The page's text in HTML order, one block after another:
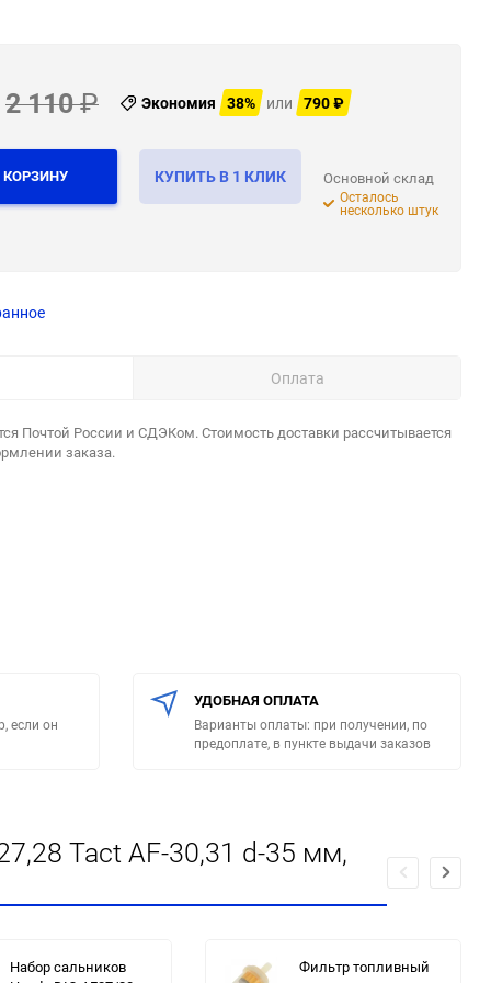
2 110₽ Экономия 38% или 790₽
КОРЗИНУ КУПИТЬ В 1 КЛИК Основной склад
Осталось
несколько штук
Оплата
Почтой России и СДЭКом. Стоимость доставки рассчитывается
заказа.
если он
УДОБНАЯ ОПЛАТА
Варианты оплаты: при получении, по
предоплате, в пункте выдачи заказов
Tact AF-30,31 d-35 мм,
Набор сальников
Фильтр топливный